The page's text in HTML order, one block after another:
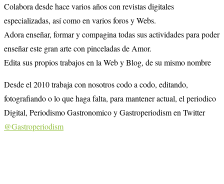
Colabora desde hace varios años con revistas digitales
especializadas, así como en varios foros y Webs.
Adora enseñar, formar y compagina todas sus actividades para poder
enseñar este gran arte con pinceladas de Amor.
Edita sus propios trabajos en la Web y Blog, de su mismo nombre
Desde el 2010 trabaja con nosotros codo a codo, editando,
fotografiando o lo que haga falta, para mantener actual, el periodico
Digital, Periodismo Gastronomico y Gastroperiodism en Twitter
@Gastroperiodism